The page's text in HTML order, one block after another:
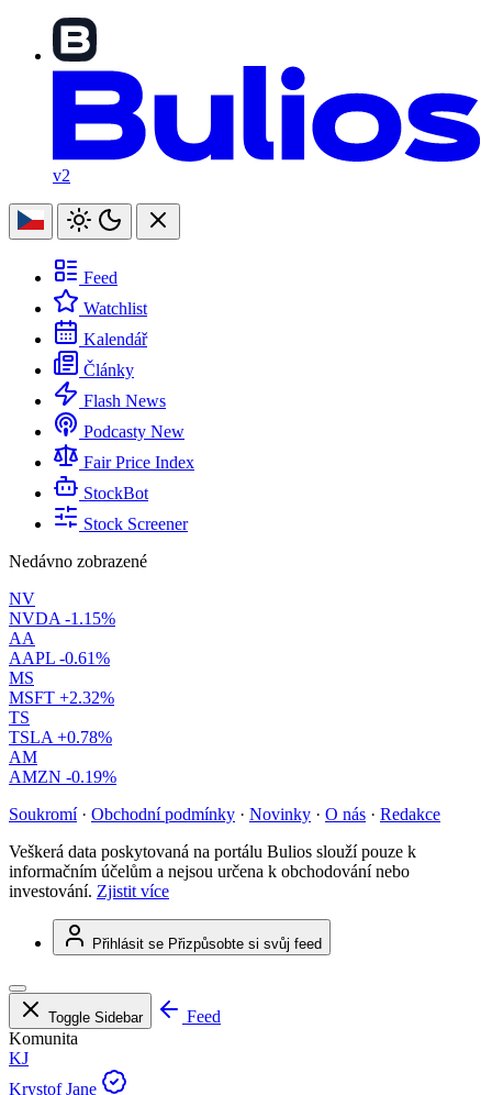
v2
Feed
Watchlist
Kalendář
Články
Flash News
Podcasty New
Fair Price Index
StockBot
Stock Screener
Nedávno zobrazené
NV
NVDA -1.15%
AA
AAPL -0.61%
MS
MSFT +2.32%
TS
TSLA +0.78%
AM
AMZN -0.19%
Soukromí · Obchodní podmínky · Novinky · O nás · Redakce
Veškerá data poskytovaná na portálu Bulios slouží pouze k
informačním účelům a nejsou určena k obchodování nebo
investování. Zjistit více
Přihlásit se Přizpůsobte si svůj feed
Toggle Sidebar
Feed
Komunita
KJ
Krystof Jane